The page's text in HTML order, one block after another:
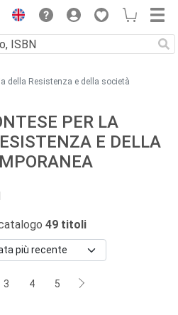
della Resistenza e della società
PER LA
E DELLA
49 titoli
3 4 5